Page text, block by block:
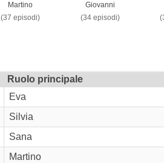
Martino
(37 episodi)
Giovanni
(34 episodi)
Ruolo principale
Eva
Silvia
Sana
Martino